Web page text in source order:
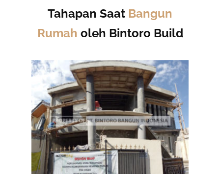
Tahapan Saat Bangun
Rumah oleh Bintoro Build